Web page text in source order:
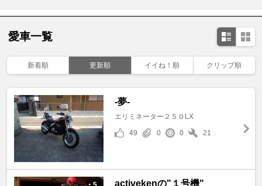
愛車一覧
新着順 更新順 イイね！順 クリップ順
-夢-
エリミネーター２５０LX
49
0 0 21
+ activekenの"１号機"